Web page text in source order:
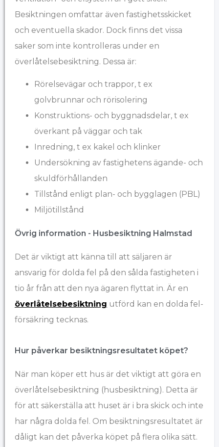
Besiktningen omfattar även fastighetsskicket
och eventuella skador. Dock finns det vissa
saker som inte kontrolleras under en
överlåtelsebesiktning. Dessa är:
Rörelsevägar och trappor, t ex
golvbrunnar och rörisolering
Konstruktions- och byggnadsdelar, t ex
överkant på väggar och tak
Inredning, t ex kakel och klinker
Undersökning av fastighetens ägande- och
skuldförhållanden
Tillstånd enligt plan- och bygglagen (PBL)
Miljötillstånd
Övrig information - Husbesiktning Halmstad
Det är viktigt att känna till att säljaren är
ansvarig för dolda fel på den sålda fastigheten i
tio år från att den nya ägaren flyttat in. Är en
överlåtelsebesiktning utförd kan en dolda fel-
försäkring tecknas.
Hur påverkar besiktningsresultatet köpet?
När man köper ett hus är det viktigt att göra en
överlåtelsebesiktning (husbesiktning). Detta är
för att säkerställa att huset är i bra skick och inte
har några dolda fel. Om besiktningsresultatet är
dåligt kan det påverka köpet på flera olika sätt.